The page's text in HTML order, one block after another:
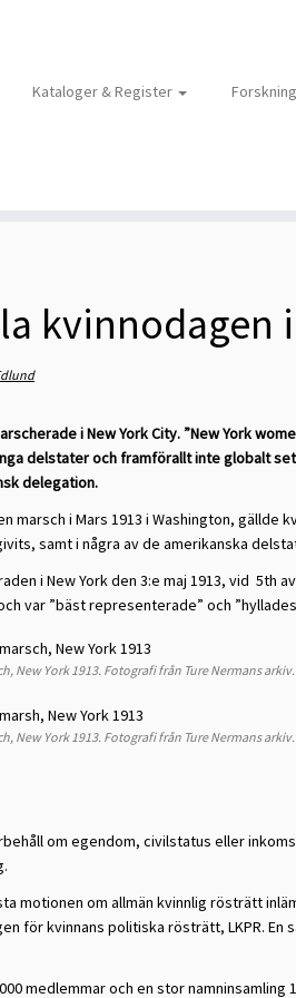
Kataloger & Register Forskning
kvinnodagen
i New York City. ”New York
delstater och framförallt inte globalt
delegation.
marsch i Mars 1913 i Washington, gällde
samt i några av de amerikanska
i New York den 3:e maj 1913, vid
var ”bäst representerade” och
New York 1913. Fotografi från Ture Nermans
New York 1913. Fotografi från Ture Nermans
om egendom, civilstatus eller
motionen om allmän kvinnlig rösträtt
för kvinnans politiska rösträtt, LKPR.
medlemmar och en stor